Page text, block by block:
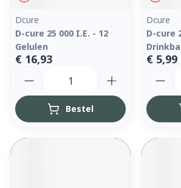
Dcure
D-cure 25 000 I.E. - 12
Gelulen
€ 16,93
Bestel
Dcure
D-cure
€ 5,99